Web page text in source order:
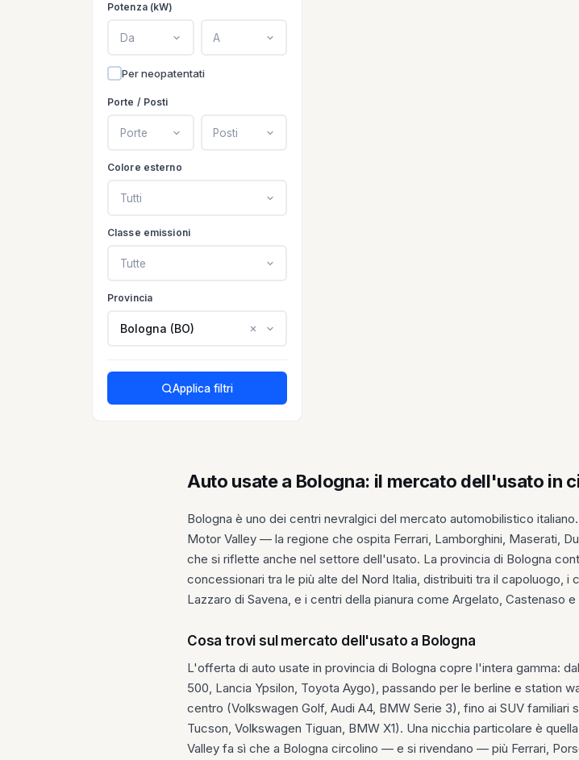
Potenza (kW)
Da A
Per neopatentati
Porte / Posti
Porte Posti
Colore esterno
Tutti
Classe emissioni
Tutte
Provincia
Bologna (BO)
Applica filtri
Auto usate a Bologna: il mercato dell'usato in
Bologna è uno dei centri nevralgici del mercato automobilistico
Motor Valley — la regione che ospita Ferrari, Lamborghini, Maserati,
che si riflette anche nel settore dell'usato. La provincia di Bologna
concessionari tra le più alte del Nord Italia, distribuiti tra il capoluogo, i
Lazzaro di Savena, e i centri della pianura come Argelato, Castenaso
Cosa trovi sul mercato dell'usato a Bologna
L'offerta di auto usate in provincia di Bologna copre l'intera gamma:
500, Lancia Ypsilon, Toyota Aygo), passando per le berline e station
centro (Volkswagen Golf, Audi A4, BMW Serie 3), fino ai SUV familiari
Tucson, Volkswagen Tiguan, BMW X1). Una nicchia particolare è
Valley fa sì che a Bologna circolino — e si rivendano — più Ferrari,